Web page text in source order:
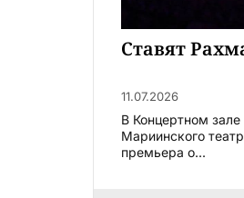
Ставят
11.07.2026
В Концертном зале
Мариинского
премьера о...